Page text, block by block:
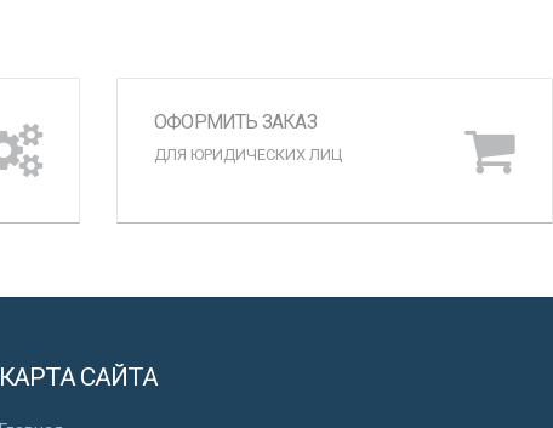
ОФОРМИТЬ ЗАКАЗ
ДЛЯ ЮРИДИЧЕСКИХ ЛИЦ
КАРТА САЙТА